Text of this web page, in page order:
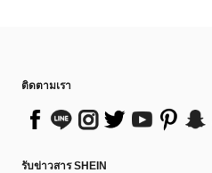
ติดตามเรา
รับข่าวสาร SHEIN